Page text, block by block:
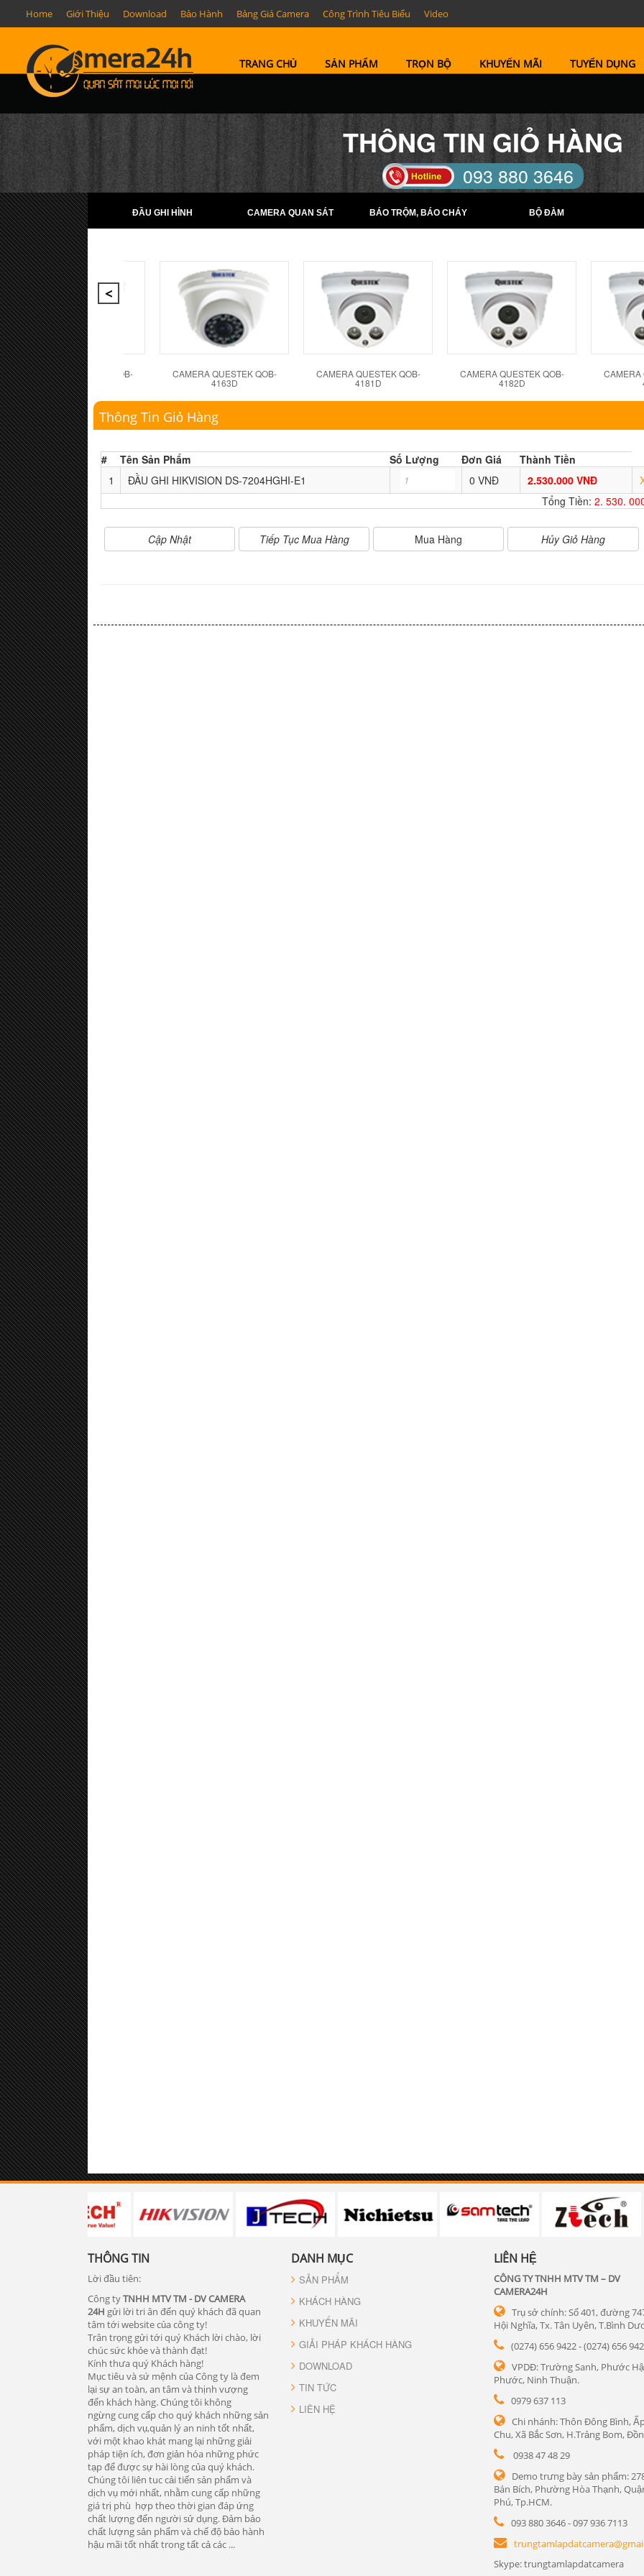
Home Giới Thiệu Download Bảo Hành Bảng Giá Camera Công Trình Tiêu Biểu Video
TRANG CHỦ SẢN PHẨM TRỌN BỘ KHUYẾN MÃI TUYỂN DỤNG
THÔNG TIN GIỎ HÀNG
093 880 3646
TELL: (0274) 6569422 -
(0274) 6569423
ĐẦU GHI HÌNH CAMERA QUAN SÁT BÁO TRỘM, BÁO CHÁY BỘ ĐÀM
CAMERA QUESTEK QOB-
4162D
CAMERA QUESTEK QOB-
4163D
CAMERA QUESTEK QOB-
4181D
CAMERA QUESTEK QOB-
4182D
CAMERA
Thông Tin Giỏ Hàng
# Tên Sản Phẩm Số Lượng Đơn Giá
Thành Tiền
1
ĐẦU GHI HIKVISION DS-7204HGHI-E1 0 VNĐ 2.530.000 VNĐ
Tổng Tiền: 2. 530.
Mua Hàng
THÔNG TIN
Lời đầu tiên:
Công tyTNHH MTV TM - DV CAMERA
24H gửi lời tri ân đến quý khách đã quan
tâm tới website của công ty!
Trân trọng gửi tới quý Khách lời chào, lời
chúc sức khỏe và thành đạt!
Kính thưa quý Khách hàng!
Mục tiêu và sứ mệnh của Công ty là đem
lại sự an toàn, an tâm và thịnh vượng
đến khách hàng. Chúng tôi không
ngừng cung cấp cho quý khách những sản
phẩm, dịch vụ,quản lý an ninh tốt nhất,
với một khao khát mang lại những giải
pháp tiện ích, đơn giản hóa những phức
tạp để được sự hài lòng của quý khách.
Chúng tôi liên tuc cải tiến sản phẩm và
dịch vụ mới nhất, nhằm cung cấp những
giá trị phù hợp theo thời gian đáp ứng
chất lượng đến người sử dụng. Đảm bảo
chất lượng sản phẩm và chế độ bảo hành
hậu mãi tốt nhất trong tất cả các ...
DANH MỤC
SẢN PHẨM
KHÁCH HÀNG
KHUYẾN MÃI
GIẢI PHÁP KHÁCH HÀNG
DOWNLOAD
TIN TỨC
LIÊN HỆ
LIÊN HỆ
CÔNG TY TNHH MTV TM – DV
CAMERA24H
Trụ sở chính: Số 401, đường
Hội Nghĩa, Tx. Tân Uyên, T.Bình
(0274) 656 9422 - (0274) 656
VPDĐ: Trường Sanh, Phước
Phước, Ninh Thuận.
0979 637 113
Chi nhánh: Thôn Đông Bình,
Chu, Xã Bắc Sơn, H.Trảng Bom,
0938 47 48 29
Demo trưng bày sản phẩm:
Bán Bích, Phường Hòa Thạnh,
Phú, Tp.HCM.
093 880 3646 - 097 936 7113
Skype: trungtamlapdatcamera